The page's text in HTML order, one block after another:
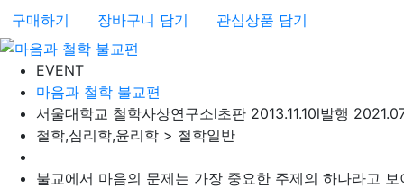
구매하기 장바구니 담기 관심상품 담기
EVENT
마음과 철학 불교편
서울대학교 철학사상연구소l초판 2013.11.10l발행
철학,심리학,윤리학 > 철학일반
불교에서 마음의 문제는 가장 중요한 주제의 하나라고